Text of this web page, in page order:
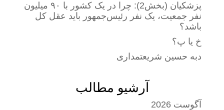
پزشکیان (بخش2): چرا در یک کشور با ۹۰ میلیون
نفر جمعیت، یک نفر رئیس‌جمهور باید عقل کل
باشد؟
خ یا پ؟
دبه حسین شریعتمداری
آرشیو مطالب
آگوست 2026